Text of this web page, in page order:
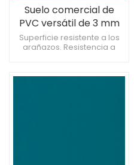
Suelo comercial de
PVC versátil de 3 mm
para bibliotecas
Superficie resistente a los
arañazos. Resistencia a
consistente.